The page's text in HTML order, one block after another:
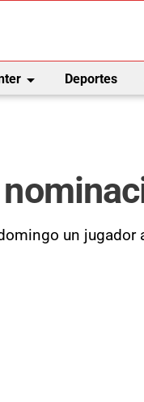
arrow_drop_down Deportes
un jugador